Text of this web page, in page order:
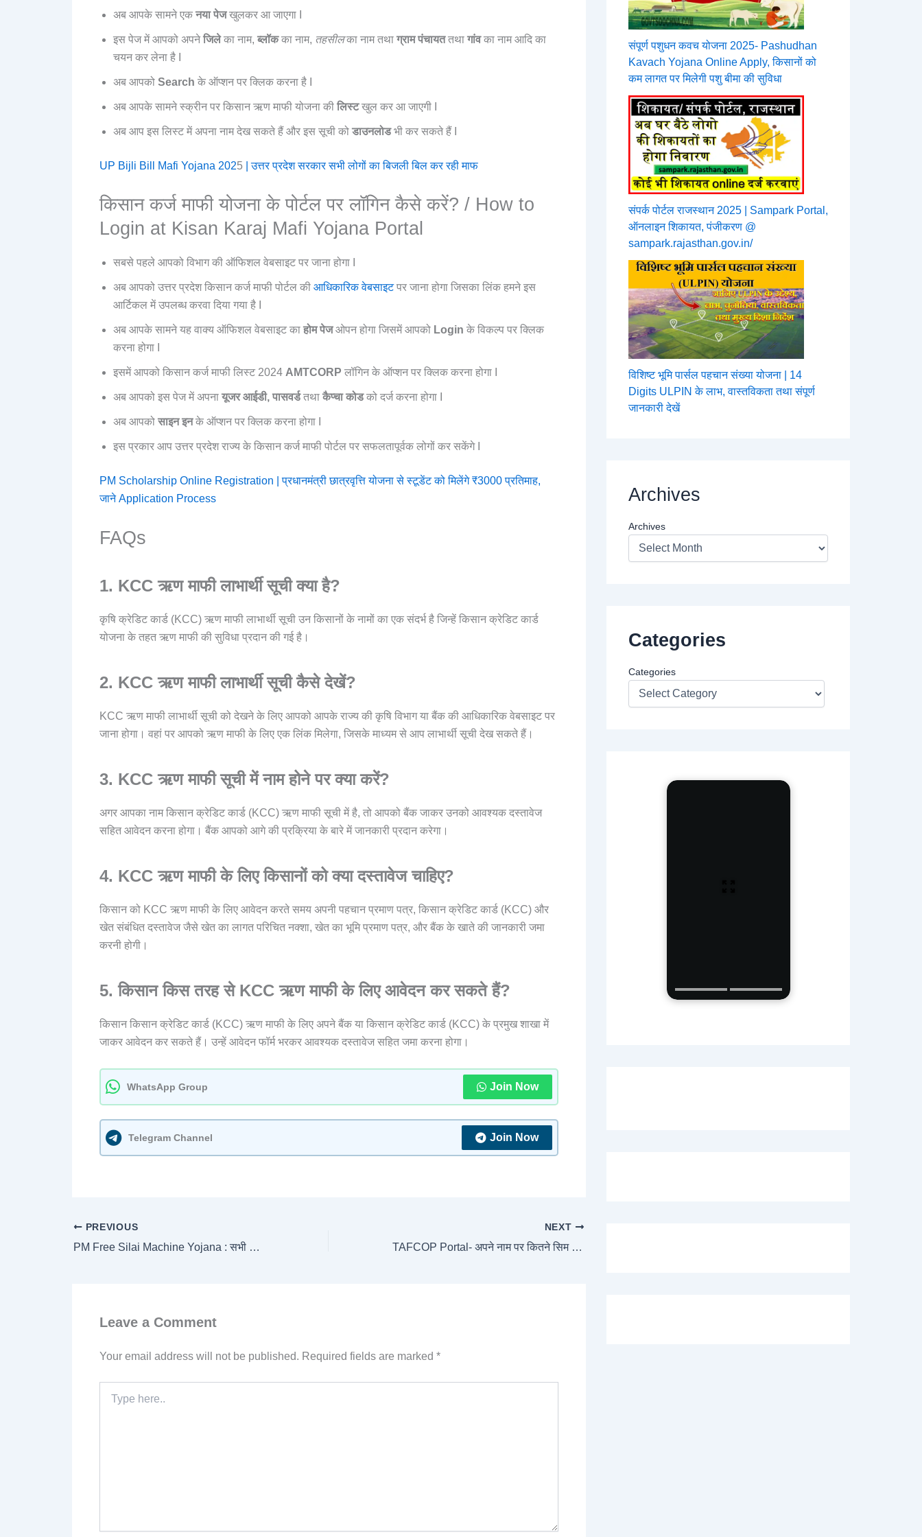
अब आपके सामने एक नया पेजखुलकर आ जाएगा I
इस पेज में आपको अपनेजिलेका नाम, ब्लॉकका नाम, तहसीलका नाम तथा ग्राम पंचायततथा गांवका नाम आदि का
चयन कर लेना है I
अब आपको Search के ऑप्शन पर क्लिक करना है I
अब आपके सामने स्क्रीन पर किसान ऋण माफी योजना की लिस्टखुल कर आ जाएगी I
अब आप इस लिस्ट में अपना नाम देख सकते हैं और इस सूची को डाउनलोडभी कर सकते हैं I
UP Bijli Bill Mafi Yojana 2025 | उत्तर प्रदेश सरकार सभी लोगों का बिजली बिल कर रही माफ
किसान कर्ज माफी योजना के पोर्टल पर लॉगिन कैसे करें? / How to
Login at Kisan Karaj Mafi Yojana Portal
सबसे पहले आपको विभाग की ऑफिशल वेबसाइट पर जाना होगा I
अब आपको उत्तर प्रदेश किसान कर्ज माफी पोर्टल की आधिकारिक वेबसाइटपर जाना होगा जिसका लिंक हमने इस
आर्टिकल में उपलब्ध करवा दिया गया है I
अब आपके सामने यह वाक्य ऑफिशल वेबसाइट का होम पेजओपन होगा जिसमें आपको Login के विकल्प पर क्लिक
करना होगा I
इसमें आपको किसान कर्ज माफी लिस्ट 2024 AMTCORP लॉगिन के ऑप्शन पर क्लिक करना होगा I
अब आपको इस पेज में अपना यूजर आईडी, पासवर्डतथा कैप्चा कोडको दर्ज करना होगा I
अब आपको साइन इनके ऑप्शन पर क्लिक करना होगा I
इस प्रकार आप उत्तर प्रदेश राज्य के किसान कर्ज माफी पोर्टल पर सफलतापूर्वक लोगों कर सकेंगे I
PM Scholarship Online Registration | प्रधानमंत्री छात्रवृत्ति योजना से स्टूडेंट को मिलेंगे ₹3000 प्रतिमाह,
जाने Application Process
FAQs
1. KCC ऋण माफी लाभार्थी सूची क्या है?
कृषि क्रेडिट कार्ड (KCC) ऋण माफी लाभार्थी सूची उन किसानों के नामों का एक संदर्भ है जिन्हें किसान क्रेडिट कार्ड
योजना के तहत ऋण माफी की सुविधा प्रदान की गई है।
2. KCC ऋण माफी लाभार्थी सूची कैसे देखें?
KCC ऋण माफी लाभार्थी सूची को देखने के लिए आपको आपके राज्य की कृषि विभाग या बैंक की आधिकारिक वेबसाइट पर
जाना होगा। वहां पर आपको ऋण माफी के लिए एक लिंक मिलेगा, जिसके माध्यम से आप लाभार्थी सूची देख सकते हैं।
3. KCC ऋण माफी सूची में नाम होने पर क्या करें?
अगर आपका नाम किसान क्रेडिट कार्ड (KCC) ऋण माफी सूची में है, तो आपको बैंक जाकर उनको आवश्यक दस्तावेज
सहित आवेदन करना होगा। बैंक आपको आगे की प्रक्रिया के बारे में जानकारी प्रदान करेगा।
4. KCC ऋण माफी के लिए किसानों को क्या दस्तावेज चाहिए?
किसान को KCC ऋण माफी के लिए आवेदन करते समय अपनी पहचान प्रमाण पत्र, किसान क्रेडिट कार्ड (KCC) और
खेत संबंधित दस्तावेज जैसे खेत का लागत परिचित नक्शा, खेत का भूमि प्रमाण पत्र, और बैंक के खाते की जानकारी जमा
करनी होगी।
5. किसान किस तरह से KCC ऋण माफी के लिए आवेदन कर सकते हैं?
किसान किसान क्रेडिट कार्ड (KCC) ऋण माफी के लिए अपने बैंक या किसान क्रेडिट कार्ड (KCC) के प्रमुख शाखा में
जाकर आवेदन कर सकते हैं। उन्हें आवेदन फॉर्म भरकर आवश्यक दस्तावेज सहित जमा करना होगा।
WhatsApp Group Join Now
Telegram Channel Join Now
PREVIOUS
PM Free Silai Machine Yojana : सभी महिलाओं को मिल रही सिलाई मशीन, यहाँ से जल्दी आवेदन फॉर्म भरें
NEXT
TAFCOP Portal- अपने नाम पर कितने सिम Active है, चेक करें, Feck SIM को अभी करें 2 मिनट में, ब्लॉक
Leave a Comment
Your email address will not be published. Required fields are marked *
here..
संपूर्ण पशुधन कवच योजना 2025- Pashudhan
Kavach Yojana Online Apply, किसानों को
कम लागत पर मिलेगी पशु बीमा की सुविधा
संपर्क पोर्टल राजस्थान 2025 | Sampark Portal,
ऑनलाइन शिकायत, पंजीकरण @
sampark.rajasthan.gov.in/
विशिष्ट भूमि पार्सल पहचान संख्या योजना | 14
Digits ULPIN के लाभ, वास्तविकता तथा संपूर्ण
जानकारी देखें
Archives
Archives
Categories
Categories